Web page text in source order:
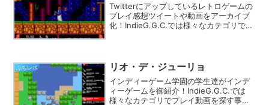
Twitterにアップしているレトロゲームの
プレイ感想ツイートや動画をアーカイブ
化！IndieG.G.C.では様々なカテゴリでプ
ぷちレポ リオ・デ・ジューリョ
インディーゲーム学園の学生達がインデ
ィーゲームを御紹介！IndieG.G.C.では
様々なカテゴリでプレイ動画を探す事が